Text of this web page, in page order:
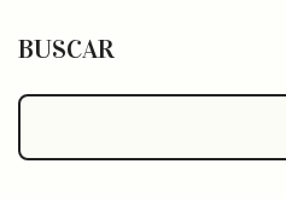
BUSCAR